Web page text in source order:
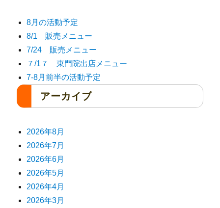
8月の活動予定
8/1 販売メニュー
7/24 販売メニュー
７/1７ 東門院出店メニュー
7-8月前半の活動予定
アーカイブ
2026年8月
2026年7月
2026年6月
2026年5月
2026年4月
2026年3月